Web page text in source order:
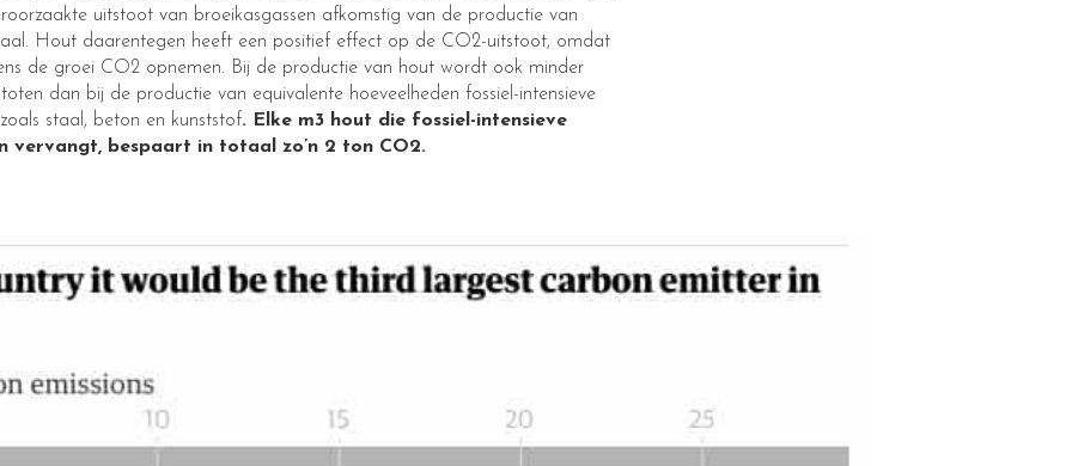
uitstoot van broeikasgassen afkomstig van de productie van
Hout daarentegen heeft een positief effect op de CO2-uitstoot, omdat
de groei CO2 opnemen. Bij de productie van hout wordt ook minder
dan bij de productie van equivalente hoeveelheden fossiel-intensieve
staal, beton en kunststof. Elke m3 hout die fossiel-intensieve
vervangt, bespaart in totaal zo’n 2 ton CO2.